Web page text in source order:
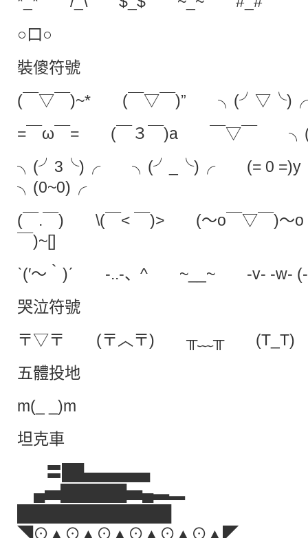
○口○
裝傻符號
(￣▽￣)~* (￣▽￣)”
=￣ω￣= (￣３￣)a ￣▽￣
╮(╯3╰)╭ ╮(╯_╰)╭ (= 0 =)y
╮(0~0)╭
(￣.￣) \(￣< ￣)> (～o￣▽￣)～
￣)~[]
ˋ(′～‵)ˊ -..-、^ ~__~ -v- -w- (-
哭泣符號
〒▽〒 (〒︿〒) ╥﹏╥‎‎ (T_T)
五體投地
m(_ _)m
坦克車
〓██▄▄▄▄▄▄
▄▅██████▅▄▃▂
◥⊙▲⊙▲⊙▲⊙▲⊙▲⊙▲◤